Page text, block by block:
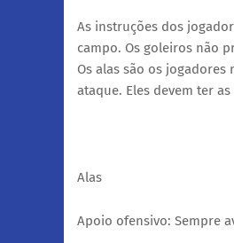
As instruções dos
campo. Os goleiros não
Os alas são os
ataque. Eles devem ter
Alas
Apoio ofensivo: Sempre